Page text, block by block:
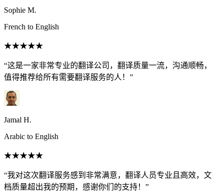
Sophie M.
French to English
★★★★★
“这是一家非常专业的翻译公司，翻译质量一流，沟通顺畅，
值得推荐给所有需要翻译服务的人！”
Jamal H.
Arabic to English
★★★★★
“我对这次翻译服务感到非常满意，翻译人员专业且高效，文
档质量超出我的预期，感谢你们的支持！”